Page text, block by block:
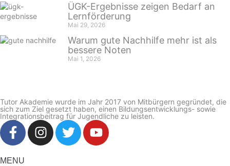
ÜGK-Ergebnisse zeigen Bedarf an
Lernförderung
Mai 29, 2026
Warum gute Nachhilfe mehr ist als
bessere Noten
Mai 1, 2026
Tutor Akademie wurde im Jahr 2017 von Mitbürgern gegründet, die
sich zum Ziel gesetzt haben, einen Bildungsentwicklungs- sowie
Integrationsbeitrag für Jugendliche zu leisten.
MENU